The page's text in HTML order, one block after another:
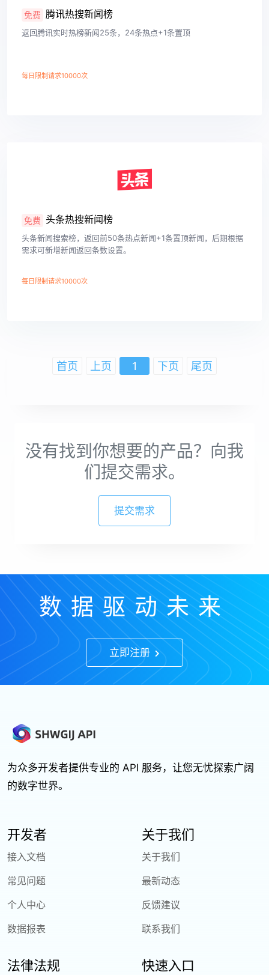
免费 腾讯热搜新闻榜
返回腾讯实时热榜新闻25条，24条热点+1条置顶
每日限制请求10000次
免费 头条热搜新闻榜
头条新闻搜索榜，返回前50条热点新闻+1条置顶新闻，后期根据
需求可新增新闻返回条数设置。
每日限制请求10000次
首页 上页 1 下页 尾页
没有找到你想要的产品？向我
们提交需求。
提交需求
数据驱动未来
立即注册
为众多开发者提供专业的 API 服务，让您无忧探索广阔
的数字世界。
开发者
接入文档
常见问题
个人中心
数据报表
关于我们
关于我们
最新动态
反馈建议
联系我们
法律法规 快速入口